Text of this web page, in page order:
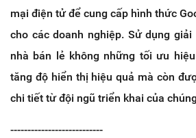
mại điện tử để cung cấp hình thức
cho các doanh nghiệp. Sử dụng giải
nhà bán lẻ không những tối ưu
tăng độ hiển thị hiệu quả mà còn
chi tiết từ đội ngũ triển khai của
---------------------------